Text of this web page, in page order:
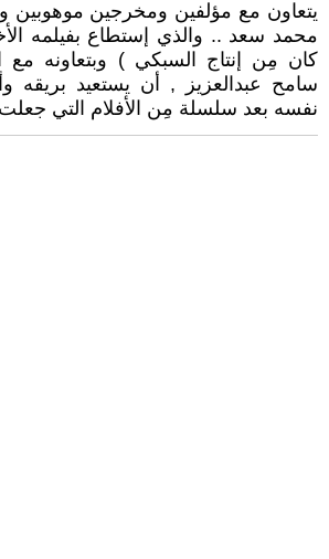
يتعاون مع مؤلفين ومخرجين موهوبين
محمد سعد .. والذي إستطاع بفيلمه
كان مِن إنتاج السبكي ) وبتعاونه مع
سامح عبدالعزيز , أن يستعيد بريقه
نفسه بعد سلسلة مِن الأفلام التي